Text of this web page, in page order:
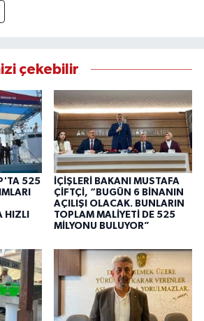
çekebilir
525
HIZLI
İÇİŞLERİ BAKANI MUSTAFA
ÇİFTÇİ, “BUGÜN 6 BİNANIN
AÇILIŞI OLACAK. BUNLARIN
TOPLAM MALİYETİ DE 525
MİLYONU BULUYOR”